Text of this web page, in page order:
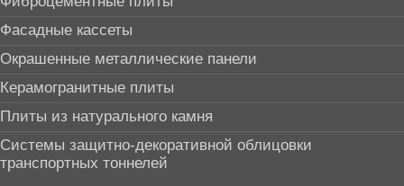
Фасадные кассеты
Окрашенные металлические панели
Керамогранитные плиты
Плиты из натурального камня
Системы защитно-декоративной облицовки
транспортных тоннелей